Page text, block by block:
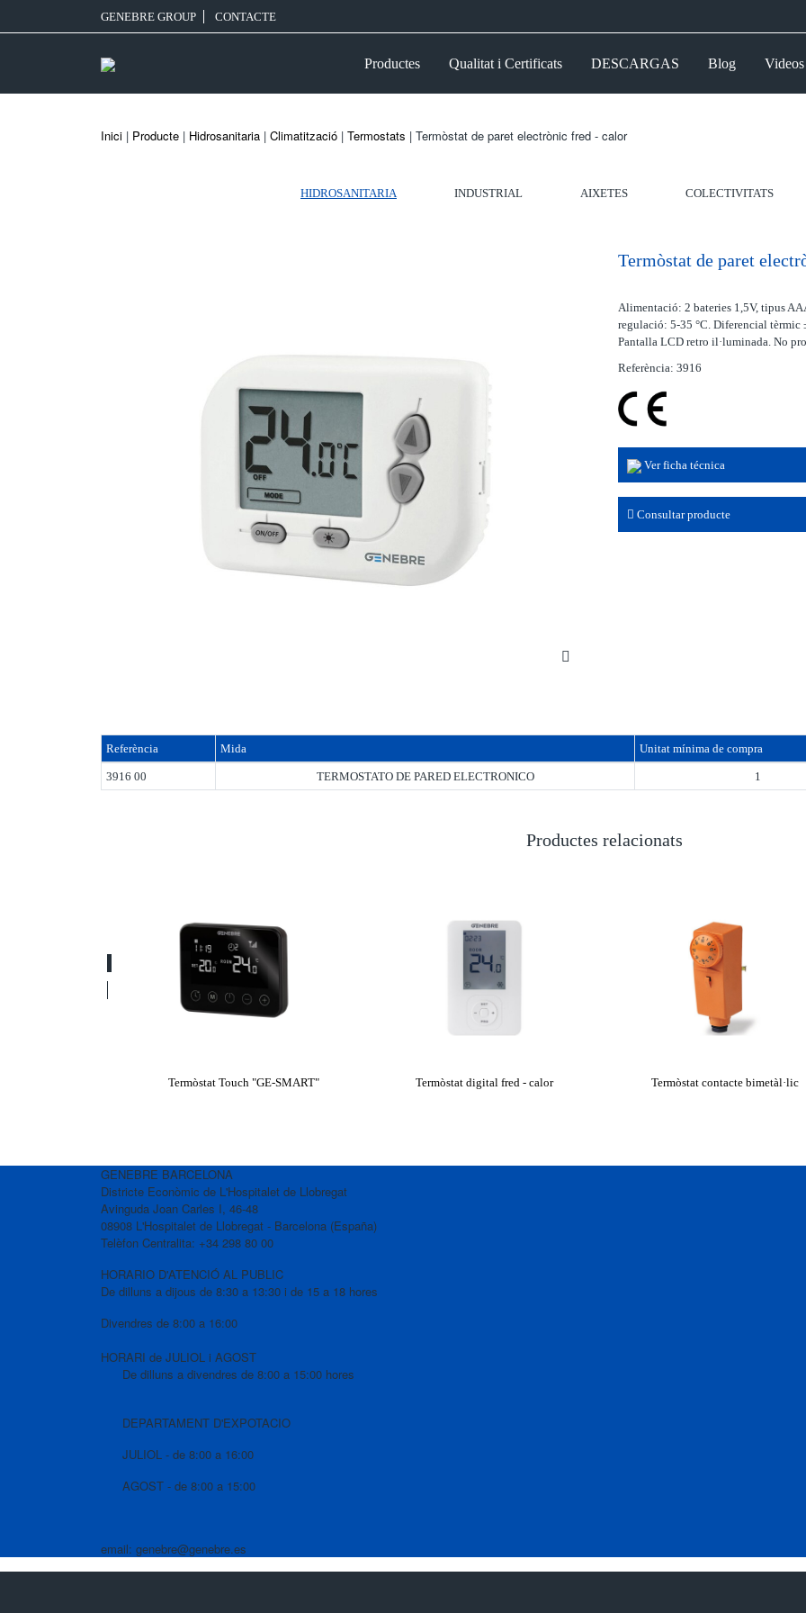
GENEBRE GROUP CONTACTE
Productes Qualitat i Certificats DESCARGAS Blog Videos
Inici | Producte | Hidrosanitaria | Climatització | Termostats | Termòstat de paret electrònic fred - calor
HIDROSANITARIA INDUSTRIAL AIXETES COLECTIVITATS
Termòstat de paret
Alimentació: 2 bateries 1,5V, tipus
regulació: 5-35 °C. Diferencial tèrmic
Pantalla LCD retro il·luminada. No
Referència: 3916
Ver ficha técnica
Consultar producte
Referència Mida Unitat mínima de compra
3916 00 TERMOSTATO DE PARED ELECTRONICO 1
Productes relacionats
Termòstat Touch "GE-SMART" Termòstat digital fred - calor Termòstat contacte bimetàl·lic
GENEBRE BARCELONA
Districte Econòmic de L'Hospitalet de Llobregat
Avinguda Joan Carles I, 46-48
08908 L'Hospitalet de Llobregat - Barcelona (España)
Telèfon Centralita: +34 298 80 00
HORARIO D'ATENCIÓ AL PUBLIC
De dilluns a dijous de 8:30 a 13:30 i de 15 a 18 hores
Divendres de 8:00 a 16:00
HORARI de JULIOL i AGOST
De dilluns a divendres de 8:00 a 15:00 hores
DEPARTAMENT D'EXPOTACIO
JULIOL - de 8:00 a 16:00
AGOST - de 8:00 a 15:00
email: genebre@genebre.es